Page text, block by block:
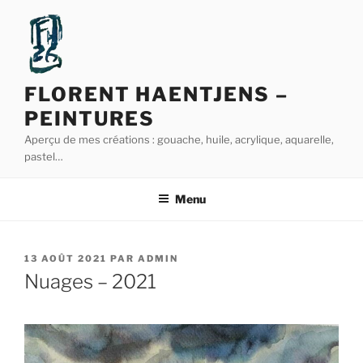
contenu
principal
FLORENT HAENTJENS –
PEINTURES
Aperçu de mes créations : gouache, huile, acrylique, aquarelle,
pastel…
Menu
PUBLIÉ
LE
13 AOÛT 2021 PAR ADMIN
Nuages – 2021